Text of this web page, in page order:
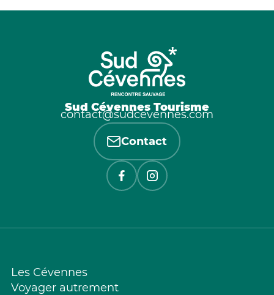
Sud Cévennes Tourisme
contact@sudcevennes.com
Contact
Les Cévennes
Voyager autrement